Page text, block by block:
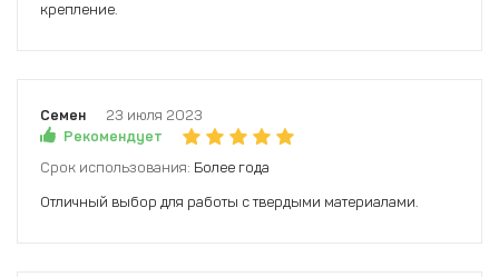
крепление.
Семен
23 июля 2023
Рекомендует
Срок использования: Более года
Отличный выбор для работы с твердыми материалами.